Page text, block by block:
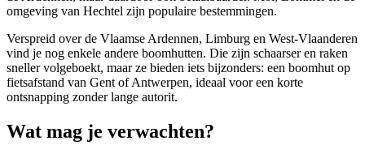
omgeving van Hechtel zijn populaire bestemmingen.
Verspreid over de Vlaamse Ardennen, Limburg en West-Vlaanderen
vind je nog enkele andere boomhutten. Die zijn schaarser en raken
sneller volgeboekt, maar ze bieden iets bijzonders: een boomhut op
fietsafstand van Gent of Antwerpen, ideaal voor een korte
ontsnapping zonder lange autorit.
Wat mag je verwachten?